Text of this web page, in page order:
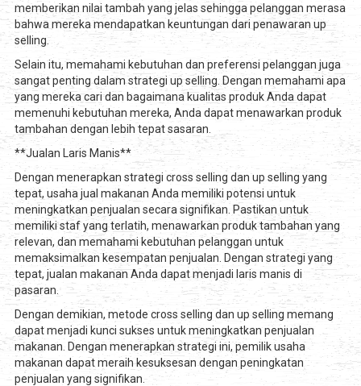
memberikan nilai tambah yang jelas sehingga pelanggan merasa
bahwa mereka mendapatkan keuntungan dari penawaran up
selling.
Selain itu, memahami kebutuhan dan preferensi pelanggan juga
sangat penting dalam strategi up selling. Dengan memahami apa
yang mereka cari dan bagaimana kualitas produk Anda dapat
memenuhi kebutuhan mereka, Anda dapat menawarkan produk
tambahan dengan lebih tepat sasaran.
**Jualan Laris Manis**
Dengan menerapkan strategi cross selling dan up selling yang
tepat, usaha jual makanan Anda memiliki potensi untuk
meningkatkan penjualan secara signifikan. Pastikan untuk
memiliki staf yang terlatih, menawarkan produk tambahan yang
relevan, dan memahami kebutuhan pelanggan untuk
memaksimalkan kesempatan penjualan. Dengan strategi yang
tepat, jualan makanan Anda dapat menjadi laris manis di
pasaran.
Dengan demikian, metode cross selling dan up selling memang
dapat menjadi kunci sukses untuk meningkatkan penjualan
makanan. Dengan menerapkan strategi ini, pemilik usaha
makanan dapat meraih kesuksesan dengan peningkatan
penjualan yang signifikan.